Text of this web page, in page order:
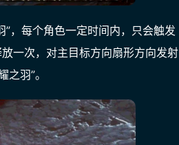
”，每个角色一定时间内，只会触发
一次，对主目标方向扇形方向发射
羽”。